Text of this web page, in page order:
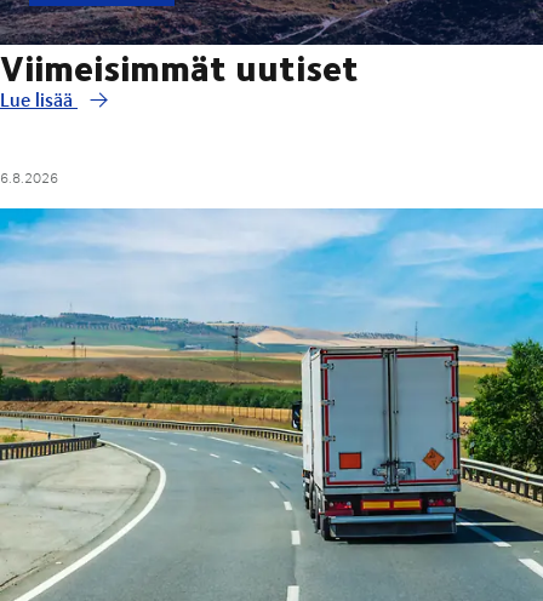
Viimeisimmät uutiset
Lue lisää
6.8.2026